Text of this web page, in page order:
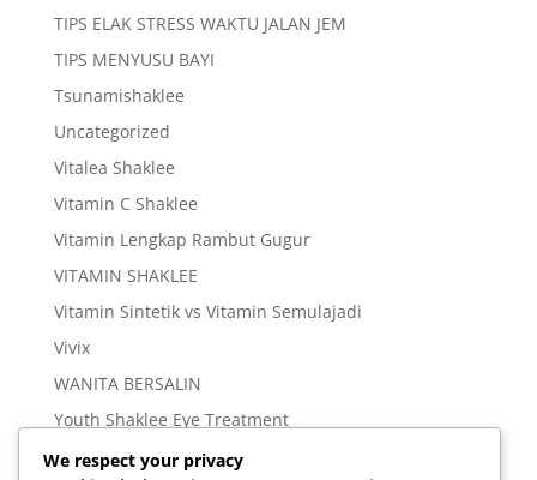
TIPS ELAK STRESS WAKTU JALAN JEM
TIPS MENYUSU BAYI
Tsunamishaklee
Uncategorized
Vitalea Shaklee
Vitamin C Shaklee
Vitamin Lengkap Rambut Gugur
VITAMIN SHAKLEE
Vitamin Sintetik vs Vitamin Semulajadi
Vivix
WANITA BERSALIN
Youth Shaklee Eye Treatment
YOUTH SKIN CARE SERIES
We respect your privacy